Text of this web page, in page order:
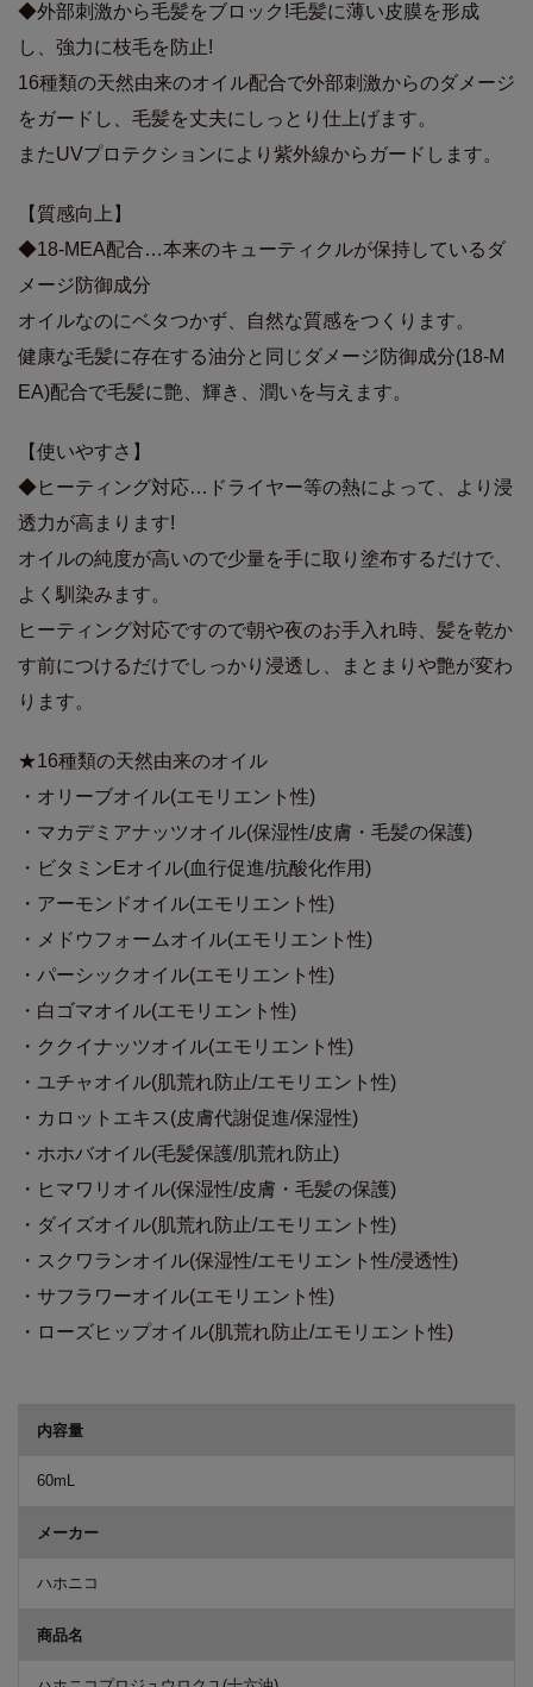
◆外部刺激から毛髪をブロック!毛髪に薄い皮膜を形成
し、強力に枝毛を防止!
16種類の天然由来のオイル配合で外部刺激からのダメージ
をガードし、毛髪を丈夫にしっとり仕上げます。
またUVプロテクションにより紫外線からガードします。
【質感向上】
◆18-MEA配合…本来のキューティクルが保持しているダ
メージ防御成分
オイルなのにベタつかず、自然な質感をつくります。
健康な毛髪に存在する油分と同じダメージ防御成分(18-M
EA)配合で毛髪に艶、輝き、潤いを与えます。
【使いやすさ】
◆ヒーティング対応…ドライヤー等の熱によって、より浸
透力が高まります!
オイルの純度が高いので少量を手に取り塗布するだけで、
よく馴染みます。
ヒーティング対応ですので朝や夜のお手入れ時、髪を乾か
す前につけるだけでしっかり浸透し、まとまりや艶が変わ
ります。
★16種類の天然由来のオイル
・オリーブオイル(エモリエント性)
・マカデミアナッツオイル(保湿性/皮膚・毛髪の保護)
・ビタミンEオイル(血行促進/抗酸化作用)
・アーモンドオイル(エモリエント性)
・メドウフォームオイル(エモリエント性)
・パーシックオイル(エモリエント性)
・白ゴマオイル(エモリエント性)
・ククイナッツオイル(エモリエント性)
・ユチャオイル(肌荒れ防止/エモリエント性)
・カロットエキス(皮膚代謝促進/保湿性)
・ホホバオイル(毛髪保護/肌荒れ防止)
・ヒマワリオイル(保湿性/皮膚・毛髪の保護)
・ダイズオイル(肌荒れ防止/エモリエント性)
・スクワランオイル(保湿性/エモリエント性/浸透性)
・サフラワーオイル(エモリエント性)
・ローズヒップオイル(肌荒れ防止/エモリエント性)
内容量
60mL
メーカー
ハホニコ
商品名